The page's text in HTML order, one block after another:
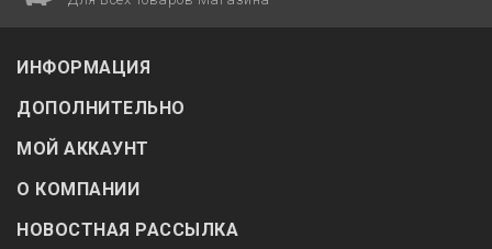
ИНФОРМАЦИЯ
ДОПОЛНИТЕЛЬНО
МОЙ АККАУНТ
О КОМПАНИИ
НОВОСТНАЯ РАССЫЛКА